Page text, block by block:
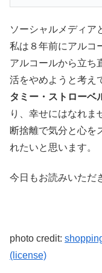
ソーシャルメディア
私は８年前にアルコ
アルコールから立ち
活をやめようと考え
タミー・ストローベ
り、幸せにはなれま
断捨離で気分と心を
れたいと思います。
今日もお読みいただ
photo credit:
(license)